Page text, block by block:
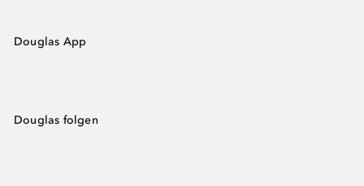
Douglas App
Douglas folgen